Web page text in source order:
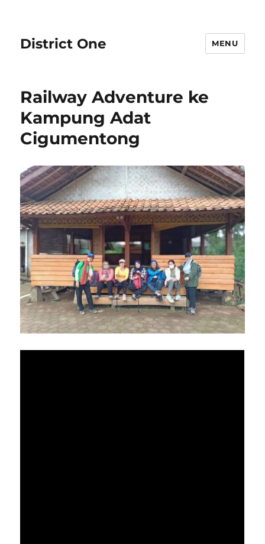
District One MENU
Railway Adventure ke
Kampung Adat
Cigumentong